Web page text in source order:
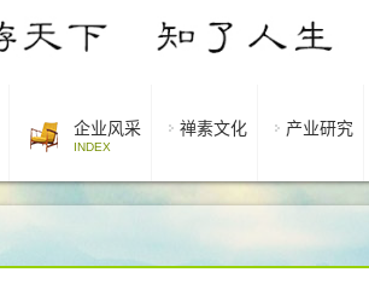
企业风采
INDEX
禅素文化 产业研究